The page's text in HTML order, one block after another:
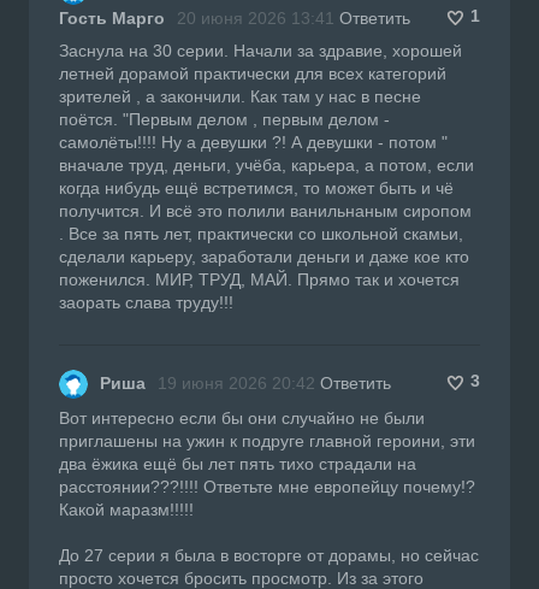
Гость Марго 20 июня 2026 13:41 Ответить
1
Заснула на 30 серии. Начали за здравие, хорошей
летней дорамой практически для всех категорий
зрителей , а закончили. Как там у нас в песне
поётся. "Первым делом , первым делом -
самолёты!!!! Ну а девушки ?! А девушки - потом "
вначале труд, деньги, учёба, карьера, а потом, если
когда нибудь ещё встретимся, то может быть и чё
получится. И всё это полили ванильнаным сиропом
. Все за пять лет, практически со школьной скамьи,
сделали карьеру, заработали деньги и даже кое кто
поженился. МИР, ТРУД, МАЙ. Прямо так и хочется
заорать слава труду!!!
Риша 19 июня 2026 20:42 Ответить
3
Вот интересно если бы они случайно не были
приглашены на ужин к подруге главной героини, эти
два ёжика ещё бы лет пять тихо страдали на
расстоянии???!!!! Ответьте мне европейцу почему!?
Какой маразм!!!!!
До 27 серии я была в восторге от дорамы, но сейчас
просто хочется бросить просмотр. Из за этого